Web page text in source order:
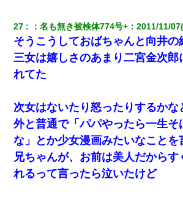
27 ：名も無き被検体774号+ ：2011/11/
そうこうしておばちゃんと向井の
三女は嬉しさのあまり二宮金次郎
れてた
次女はないたり怒ったりするかな
外と普通で「パパやったら一生そ
な」とか少女漫画みたいなことを
兄ちゃんが、お前は美人だから
れるって言ったら泣いたけど